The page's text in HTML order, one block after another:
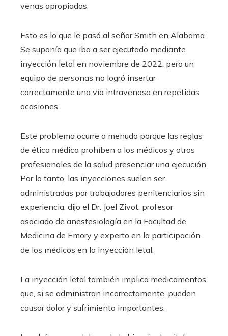
venas apropiadas.
Esto es lo que le pasó al señor Smith en Alabama.
Se suponía que iba a ser ejecutado mediante
inyección letal en noviembre de 2022, pero un
equipo de personas no logró insertar
correctamente una vía intravenosa en repetidas
ocasiones.
Este problema ocurre a menudo porque las reglas
de ética médica prohíben a los médicos y otros
profesionales de la salud presenciar una ejecución.
Por lo tanto, las inyecciones suelen ser
administradas por trabajadores penitenciarios sin
experiencia, dijo el Dr. Joel Zivot, profesor
asociado de anestesiología en la Facultad de
Medicina de Emory y experto en la participación
de los médicos en la inyección letal.
La inyección letal también implica medicamentos
que, si se administran incorrectamente, pueden
causar dolor y sufrimiento importantes.